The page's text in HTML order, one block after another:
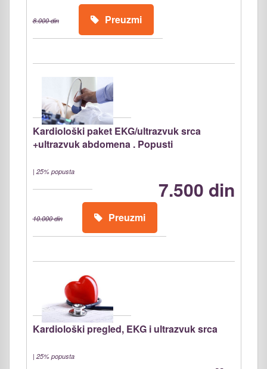
8.000 din Preuzmi
Kardiološki paket EKG/ultrazvuk srca
+ultrazvuk abdomena . Popusti
| 25% popusta
7.500 din
10.000 din Preuzmi
Kardiološki pregled, EKG i ultrazvuk srca
| 25% popusta